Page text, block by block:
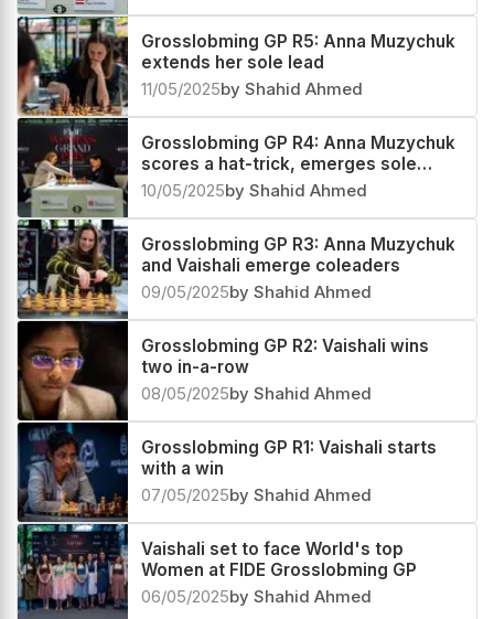
Grosslobming GP R5: Anna Muzychuk
extends her sole lead
11/05/2025by Shahid Ahmed
Grosslobming GP R4: Anna Muzychuk
scores a hat-trick, emerges sole
leader
10/05/2025by Shahid Ahmed
Grosslobming GP R3: Anna Muzychuk
and Vaishali emerge coleaders
09/05/2025by Shahid Ahmed
Grosslobming GP R2: Vaishali wins
two in-a-row
08/05/2025by Shahid Ahmed
Grosslobming GP R1: Vaishali starts
with a win
07/05/2025by Shahid Ahmed
Vaishali set to face World's top
Women at FIDE Grosslobming GP
06/05/2025by Shahid Ahmed